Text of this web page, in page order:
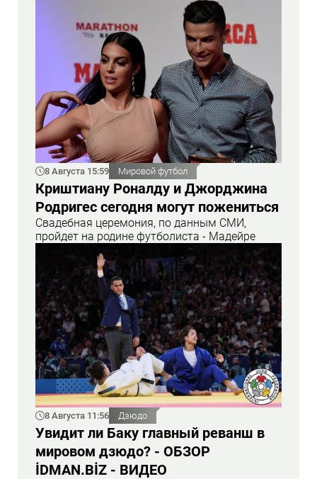
8 Августа 15:59 Мировой футбол
Криштиану Роналду и Джорджина
Родригес сегодня могут пожениться
Свадебная церемония, по данным СМИ,
пройдет на родине футболиста - Мадейре
8 Августа 11:56 Дзюдо
Увидит ли Баку главный реванш в
мировом дзюдо? - ОБЗОР
İDMAN.BİZ - ВИДЕО